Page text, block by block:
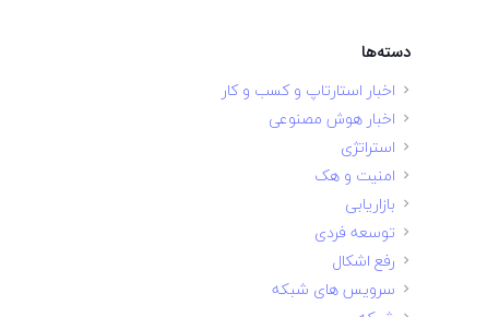
دسته‌ها
اخبار استارتاپ و کسب و کار
اخبار هوش مصنوعی
استراتژی
امنیت و هک
بازاریابی
توسعه فردی
رفع اشکال
سرویس های شبکه